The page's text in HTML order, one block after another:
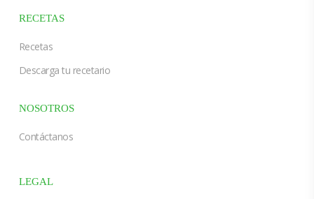
RECETAS
Recetas
Descarga tu recetario
NOSOTROS
Contáctanos
LEGAL